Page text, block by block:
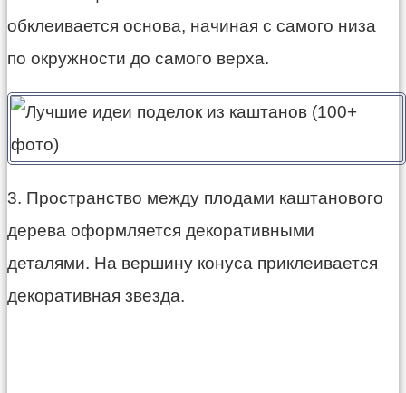
обклеивается основа, начиная с самого низа
по окружности до самого верха.
3. Пространство между плодами каштанового
дерева оформляется декоративными
деталями. На вершину конуса приклеивается
декоративная звезда.